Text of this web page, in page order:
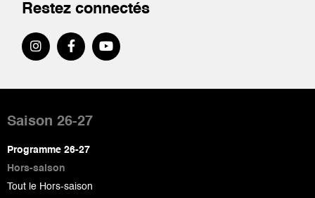
Restez connectés
de
page
Saison 26-27
Programme 26-27
Hors-saison
Tout le Hors-saison